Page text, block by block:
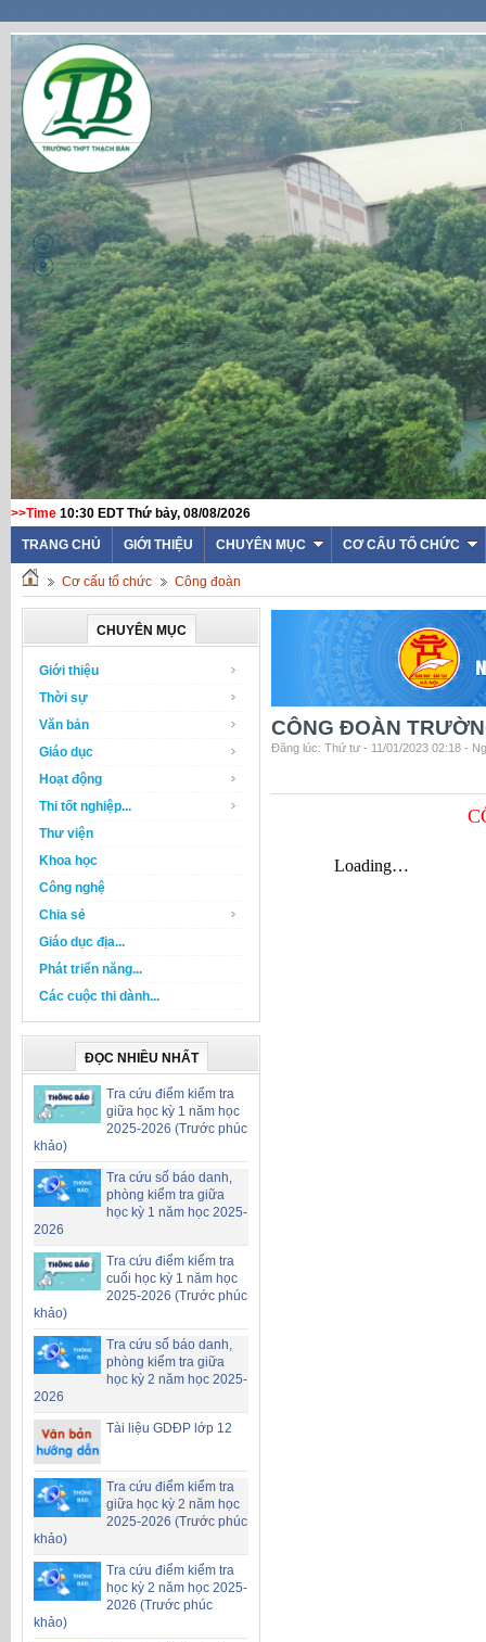
>>Time 10:30 EDT Thứ bảy, 08/08/2026
TRANG CHỦ GIỚI THIỆU CHUYÊN MỤC CƠ CẤU TỔ CHỨC
Cơ cấu tổ chức Công đoàn
CHUYÊN MỤC
Giới thiệu
Thời sự
Văn bản
Giáo dục
Hoạt động
Thi tốt nghiệp...
Thư viện
Khoa học
Công nghệ
Chia sẻ
Giáo dục địa...
Phát triển năng...
Các cuộc thi dành...
ĐỌC NHIỀU NHẤT
Tra cứu điểm kiểm tra
giữa học kỳ 1 năm học
2025-2026 (Trước phúc
khảo)
Tra cứu số báo danh,
phòng kiểm tra giữa
học kỳ 1 năm học 2025-
2026
Tra cứu điểm kiểm tra
cuối học kỳ 1 năm học
2025-2026 (Trước phúc
khảo)
Tra cứu số báo danh,
phòng kiểm tra giữa
học kỳ 2 năm học 2025-
2026
Tài liệu GDĐP lớp 12
Tra cứu điểm kiểm tra
giữa học kỳ 2 năm học
2025-2026 (Trước phúc
khảo)
Tra cứu điểm kiểm tra
học kỳ 2 năm học 2025-
2026 (Trước phúc
khảo)
CÔNG ĐOÀN
Đăng lúc: Thứ tư - 11/01/2023 02:18 -